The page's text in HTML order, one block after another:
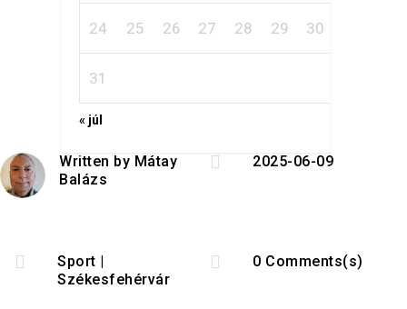
24 25 26 27 28 29 30
31
« júl
Written by Mátay
Balázs
 2025-06-09
 Sport
Székesfehérvár
 0 Comments(s)